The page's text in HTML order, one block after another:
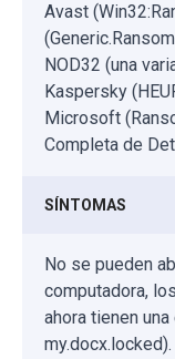
Avast
NOD32 (una
Kaspersky
Microsoft
Completa de
SÍNTOMAS
No se pueden
computadora,
ahora tienen